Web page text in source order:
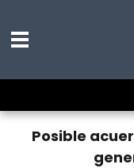
Posible